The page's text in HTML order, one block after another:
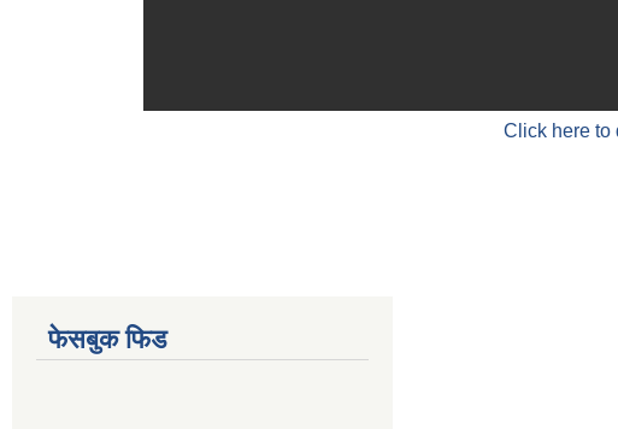
Click here to
फेसबुक फिड